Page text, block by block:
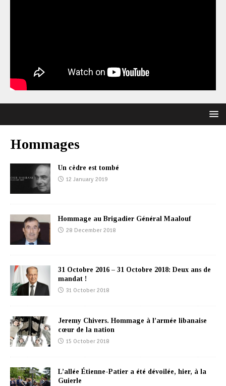
Hommages
Un cèdre est tombé
12 January 2019
Hommage au Brigadier Général Maalouf
28 December 2018
31 Octobre 2016 – 31 Octobre 2018: Deux ans de
mandat !
31 October 2018
Jeremy Chivers. Hommage à l’armée libanaise
cœur de la nation
15 October 2018
L’allée Étienne-Patier a été dévoilée, hier, à la
Guierle